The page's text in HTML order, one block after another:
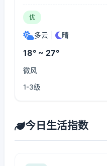
优
多云 晴
18° ~ 27°
微风
1-3级
今日生活指数